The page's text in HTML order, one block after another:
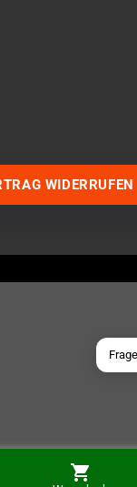
Über
Schick
WIDERRUFEN